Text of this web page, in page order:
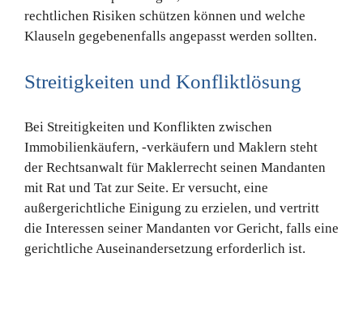
rechtlichen Risiken schützen können und welche
Klauseln gegebenenfalls angepasst werden sollten.
Streitigkeiten und Konfliktlösung
Bei Streitigkeiten und Konflikten zwischen
Immobilienkäufern, -verkäufern und Maklern steht
der Rechtsanwalt für Maklerrecht seinen Mandanten
mit Rat und Tat zur Seite. Er versucht, eine
außergerichtliche Einigung zu erzielen, und vertritt
die Interessen seiner Mandanten vor Gericht, falls eine
gerichtliche Auseinandersetzung erforderlich ist.